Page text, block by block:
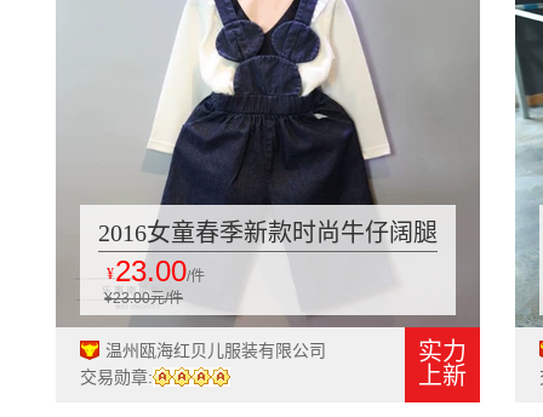
2016女童春季新款时尚牛仔阔腿
七分裤背带裤227719
¥23.00/件
¥23.00元/件
温州瓯海红贝儿服装有限公司
交易勋章:
实力
上新